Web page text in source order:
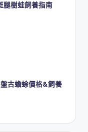
腿樹蛙飼養指南
古蟾蜍價格&飼養